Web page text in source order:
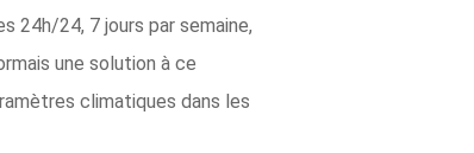
24h/24, 7 jours par semaine,
une solution à ce
climatiques dans les